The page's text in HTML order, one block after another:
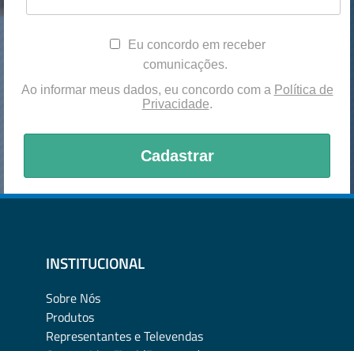
Eu concordo em receber
comunicações.
Ao informar meus dados, eu concordo com a Política de
Privacidade.
Cadastrar
INSTITUCIONAL
Sobre Nós
Produtos
Representantes e Televendas